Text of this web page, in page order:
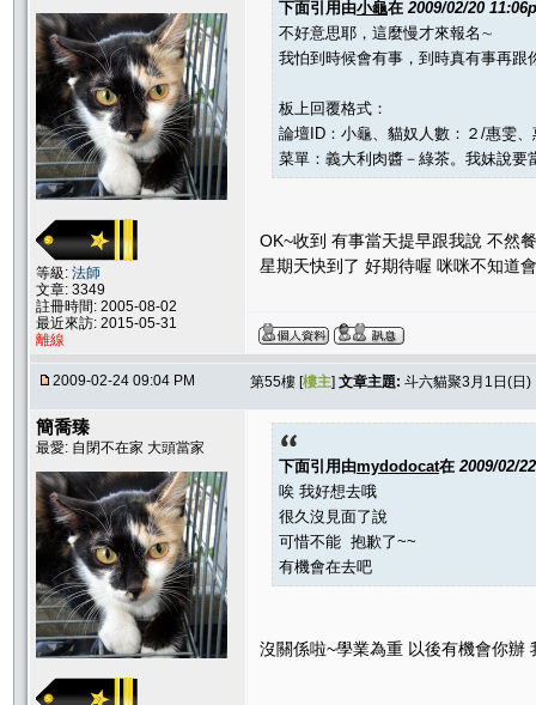
等級: 法師
文章: 3349
註冊時間: 2005-08-02
最近來訪: 2015-05-31
離線
下面引用由小龜在 2009/02/20
不好意思耶，這麼慢才來報名∼
我怕到時候會有事，到時真有事再跟
板上回覆格式：
論壇ID：小龜、貓奴人數：２/惠雯
菜單：義大利肉醬－綠茶。我妹說
OK~收到 有事當天提早跟我說 不然
星期天快到了 好期待喔 咪咪不知道
2009-02-24 09:04 PM 第55樓 [樓主] 文章主題: 斗六貓聚3月1日(日)
簡喬臻
最愛: 自閉不在家 大頭當家
下面引用由mydodocat在 2009/02/
唉 我好想去哦
很久沒見面了說
可惜不能 抱歉了~~
有機會在去吧
沒關係啦~學業為重 以後有機會你辦